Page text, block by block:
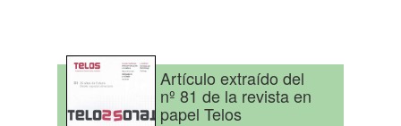
Artículo extraído del
nº 81 de la revista en
papel Telos